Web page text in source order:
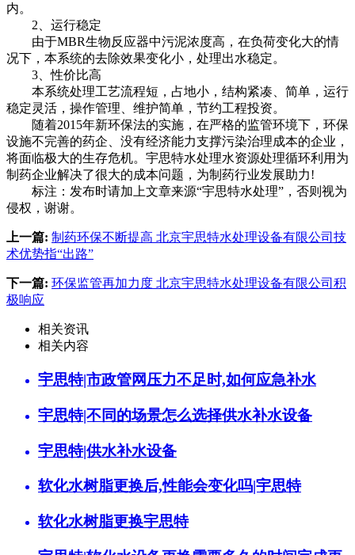
内。
2、运行稳定
由于MBR生物反应器中污泥浓度高，在负荷变化大的情
况下，本系统的去除效果变化小，处理出水稳定。
3、性价比高
本系统处理工艺流程短，占地小，结构紧凑、简单，运行
稳定灵活，操作管理、维护简单，节约工程投资。
随着2015年新环保法的实施，在严格的监管环境下，环保
设施不完善的药企、没有经济能力支撑污染治理成本的企业，
将面临极大的生存危机。宇思特水处理水资源处理循环利用为
制药企业解决了很大的成本问题，为制药行业发展助力!
标注：发布时请加上文章来源“宇思特水处理”，否则视为
侵权，谢谢。
上一篇: 制药环保不断提高 北京宇思特水处理设备有限公司技
术优势指“出路”
下一篇: 环保监管再加力度 北京宇思特水处理设备有限公司积
极响应
相关资讯
相关内容
宇思特|市政管网压力不足时,如何应急补水
宇思特|不同的场景怎么选择供水补水设备
宇思特|供水补水设备
软化水树脂更换后,性能会变化吗|宇思特
软化水树脂更换宇思特